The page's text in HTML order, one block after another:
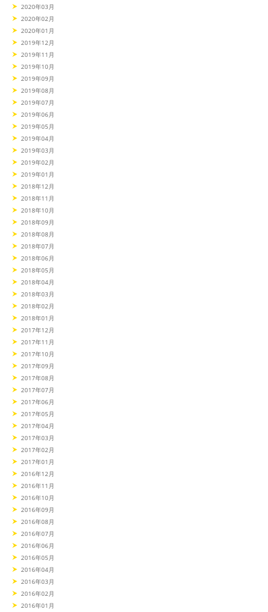
2020年03月
2020年02月
2020年01月
2019年12月
2019年11月
2019年10月
2019年09月
2019年08月
2019年07月
2019年06月
2019年05月
2019年04月
2019年03月
2019年02月
2019年01月
2018年12月
2018年11月
2018年10月
2018年09月
2018年08月
2018年07月
2018年06月
2018年05月
2018年04月
2018年03月
2018年02月
2018年01月
2017年12月
2017年11月
2017年10月
2017年09月
2017年08月
2017年07月
2017年06月
2017年05月
2017年04月
2017年03月
2017年02月
2017年01月
2016年12月
2016年11月
2016年10月
2016年09月
2016年08月
2016年07月
2016年06月
2016年05月
2016年04月
2016年03月
2016年02月
2016年01月